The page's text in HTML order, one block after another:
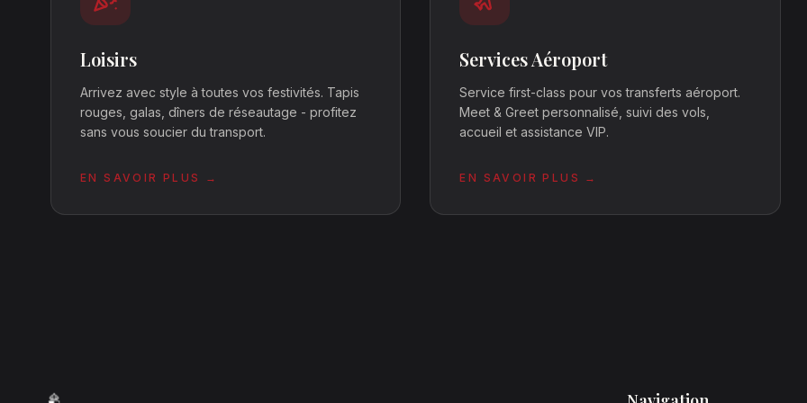
Loisirs
Arrivez avec style à toutes vos festivités. Tapis
rouges, galas, dîners de réseautage - profitez
sans vous soucier du transport.
EN SAVOIR PLUS →
Services Aéroport
Service first-class pour vos transferts aéroport.
Meet & Greet personnalisé, suivi des vols,
accueil et assistance VIP.
EN SAVOIR PLUS →